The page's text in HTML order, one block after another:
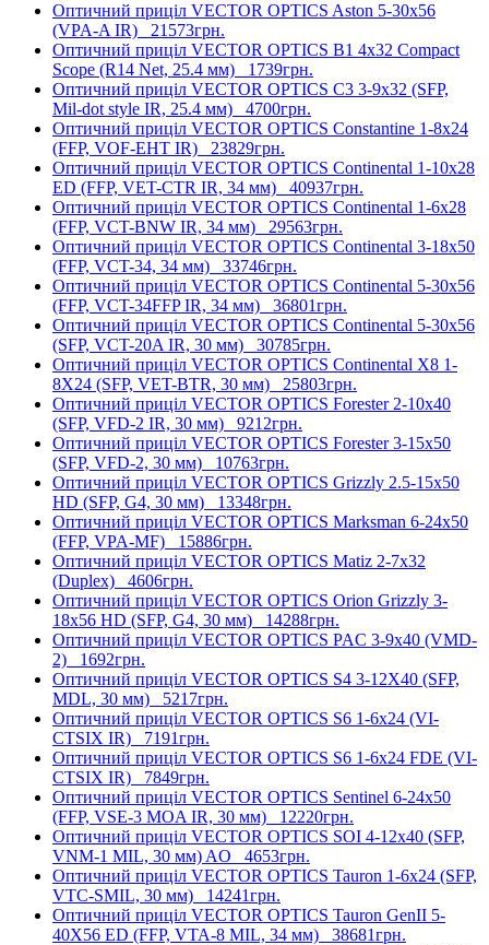
Оптичний приціл VECTOR OPTICS Aston 5-30x56
(VPA-A IR) 21573грн.
Оптичний приціл VECTOR OPTICS B1 4x32 Compact
Scope (R14 Net, 25.4 мм) 1739грн.
Оптичний приціл VECTOR OPTICS C3 3-9x32 (SFP,
Mil-dot style IR, 25.4 мм) 4700грн.
Оптичний приціл VECTOR OPTICS Constantine 1-8x24
(FFP, VOF-EHT IR) 23829грн.
Оптичний приціл VECTOR OPTICS Continental 1-10x28
ED (FFP, VET-CTR IR, 34 мм) 40937грн.
Оптичний приціл VECTOR OPTICS Continental 1-6x28
(FFP, VCT-BNW IR, 34 мм) 29563грн.
Оптичний приціл VECTOR OPTICS Continental 3-18x50
(FFP, VCT-34, 34 мм) 33746грн.
Оптичний приціл VECTOR OPTICS Continental 5-30x56
(FFP, VCT-34FFP IR, 34 мм) 36801грн.
Оптичний приціл VECTOR OPTICS Continental 5-30x56
(SFP, VCT-20A IR, 30 мм) 30785грн.
Оптичний приціл VECTOR OPTICS Continental X8 1-
8X24 (SFP, VET-BTR, 30 мм) 25803грн.
Оптичний приціл VECTOR OPTICS Forester 2-10x40
(SFP, VFD-2 IR, 30 мм) 9212грн.
Оптичний приціл VECTOR OPTICS Forester 3-15x50
(SFP, VFD-2, 30 мм) 10763грн.
Оптичний приціл VECTOR OPTICS Grizzly 2.5-15x50
HD (SFP, G4, 30 мм) 13348грн.
Оптичний приціл VECTOR OPTICS Marksman 6-24x50
(FFP, VPA-MF) 15886грн.
Оптичний приціл VECTOR OPTICS Matiz 2-7x32
(Duplex) 4606грн.
Оптичний приціл VECTOR OPTICS Orion Grizzly 3-
18x56 HD (SFP, G4, 30 мм) 14288грн.
Оптичний приціл VECTOR OPTICS PAC 3-9x40 (VMD-
2) 1692грн.
Оптичний приціл VECTOR OPTICS S4 3-12X40 (SFP,
MDL, 30 мм) 5217грн.
Оптичний приціл VECTOR OPTICS S6 1-6x24 (VI-
CTSIX IR) 7191грн.
Оптичний приціл VECTOR OPTICS S6 1-6x24 FDE (VI-
CTSIX IR) 7849грн.
Оптичний приціл VECTOR OPTICS Sentinel 6-24x50
(FFP, VSE-3 MOA IR, 30 мм) 12220грн.
Оптичний приціл VECTOR OPTICS SOI 4-12x40 (SFP,
VNM-1 MIL, 30 мм) AO 4653грн.
Оптичний приціл VECTOR OPTICS Tauron 1-6x24 (SFP,
VTC-SMIL, 30 мм) 14241грн.
Оптичний приціл VECTOR OPTICS Tauron GenII 5-
40X56 ED (FFP, VTA-8 MIL, 34 мм) 38681грн.